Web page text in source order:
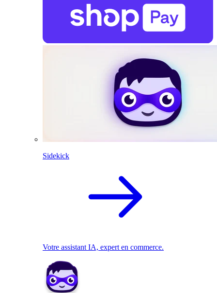
Sidekick
Votre assistant IA, expert en commerce.